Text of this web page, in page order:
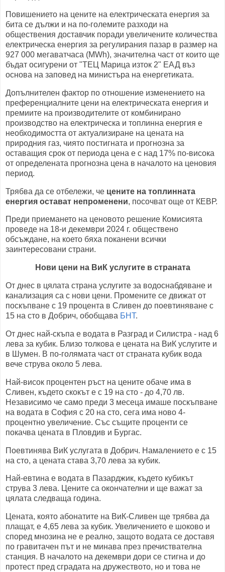
Повишението на цените на електрическата енергия за
бита се дължи и на по-големите разходи на
обществения доставчик поради увеличените количества
електрическа енергия за регулирания пазар в размер на
927 000 мегаватчаса (MWh), значителна част от които ще
бъдат осигурени от "ТЕЦ Марица изток 2" ЕАД въз
основа на заповед на министъра на енергетиката.
Допълнителен фактор по отношение изменението на
преференциалните цени на електрическата енергия и
премиите на производителите от комбинирано
производство на електрическа и топлинна енергия е
необходимостта от актуализиране на цената на
природния газ, чиято постигната и прогнозна за
оставащия срок от периода цена е с над 17% по-висока
от определената прогнозна цена в началото на ценовия
период.
Трябва да се отбележи, че цените на топлинната
енергия остават непроменени, посочват още от КЕВР.
Преди приемането на ценовото решение Комисията
проведе на 18-и декември 2024 г. обществено
обсъждане, на което бяха поканени всички
заинтересовани страни.
Нови цени на ВиК услугите в страната
От днес в цялата страна услугите за водоснабдяване и
канализация са с нови цени. Промените се движат от
поскъпване с 19 процента в Сливен до поевтиняване с
15 на сто в Добрич, обобщава БНТ.
От днес най-скъпа е водата в Разград и Силистра - над 6
лева за кубик. Близо толкова е цената на ВиК услугите и
в Шумен. В по-голямата част от страната кубик вода
вече струва около 5 лева.
Най-висок процентен ръст на цените обаче има в
Сливен, където скокът е с 19 на сто - до 4,70 лв.
Независимо че само преди 3 месеца имаше поскъпване
на водата в София с 20 на сто, сега има ново 4-
процентно увеличение. Със същите проценти се
покачва цената в Пловдив и Бургас.
Поевтинява ВиК услугата в Добрич. Намалението е с 15
на сто, а цената става 3,70 лева за кубик.
Най-евтина е водата в Пазарджик, където кубикът
струва 3 лева. Цените са окончателни и ще важат за
цялата следваща година.
Цената, която абонатите на ВиК-Сливен ще трябва да
плащат, е 4,65 лева за кубик. Увеличението е шоково и
според мнозина не е реално, защото водата се доставя
по гравитачен път и не минава през пречиствателна
станция. В началото на декември дори се стигна и до
протест пред сградата на дружеството, но и това не